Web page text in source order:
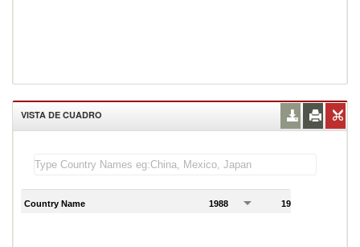
VISTA DE CUADRO
Country Name 1988 1989